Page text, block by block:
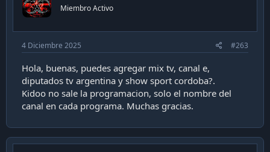
Miembro Activo
4 Diciembre 2025 #263
Hola, buenas, puedes agregar mix tv, canal e,
diputados tv argentina y show sport cordoba?.
Kidoo no sale la programacion, solo el nombre del
canal en cada programa. Muchas gracias.